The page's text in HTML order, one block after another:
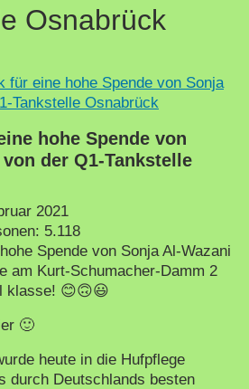
Osnabrück
für eine hohe Spende von Sonja
Tankstelle Osnabrück
hohe Spende von
der Q1-Tankstelle
2021
5.118
Spende von Sonja Al-Wazani
am Kurt-Schumacher-Damm 2
klasse! 😊🙃😃
🙂
heute in die Hufpflege
durch Deutschlands besten